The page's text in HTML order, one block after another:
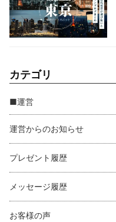
カテゴリ
■運営
運営からのお知らせ
プレゼント履歴
メッセージ履歴
お客様の声